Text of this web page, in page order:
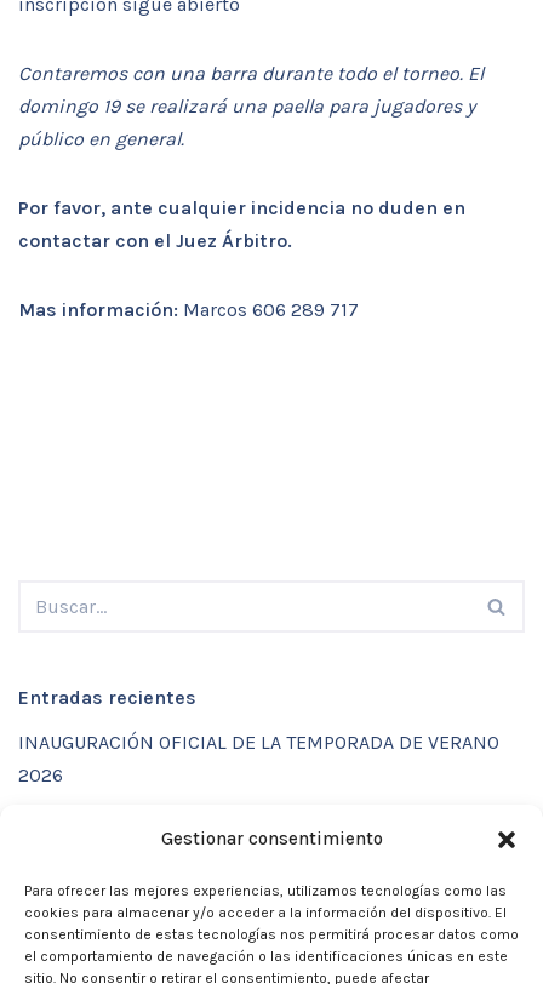
Gestionar consentimiento
Para ofrecer las mejores experiencias, utilizamos tecnologías como las
cookies para almacenar y/o acceder a la información del dispositivo. El
consentimiento de estas tecnologías nos permitirá procesar datos como
el comportamiento de navegación o las identificaciones únicas en este
sitio. No consentir o retirar el consentimiento, puede afectar
Contaremos con una barra durante todo el torneo. El
domingo 19 se realizará una paella para jugadores y
público en general.
Por favor, ante cualquier incidencia no duden en
contactar con el Juez Árbitro.
Mas información: Marcos 606 289 717
Entradas recientes
INAUGURACIÓN OFICIAL DE LA TEMPORADA DE VERANO
2026
CALENDARIO DE ACTIVIDADES VERANO 2026 – CLUB
MARTIA 86
ACTIVIDADES DE VERANO 2026